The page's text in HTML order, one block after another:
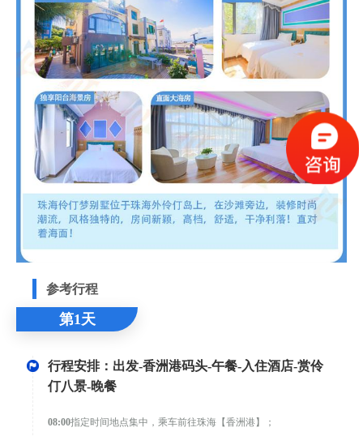
参考行程
第1天
行程安排：出发-香洲港码头-午餐-入住酒店-赏伶
仃八景-晚餐
08:00指定时间地点集中，乘车前往珠海【香洲港】；